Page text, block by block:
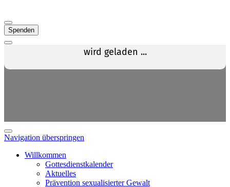
Spenden
Navigation überspringen
Willkommen
Gottesdienstkalender
Aktuelles
Prävention sexualisierter Gewalt